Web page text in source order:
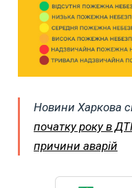
Новини Харкова
початку року в
причини аварій